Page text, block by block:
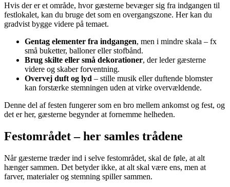
Hvis der er et område, hvor gæsterne bevæger sig fra indgangen til
festlokalet, kan du bruge det som en overgangszone. Her kan du
gradvist bygge videre på temaet.
Gentag elementer fra indgangen, men i mindre skala – fx
små buketter, balloner eller stofbånd.
Brug skilte eller små dekorationer, der leder gæsterne
videre og skaber forventning.
Overvej duft og lyd – stille musik eller duftende blomster
kan forstærke stemningen uden at virke overvældende.
Denne del af festen fungerer som en bro mellem ankomst og fest, og
det er her, gæsterne begynder at fornemme helheden.
Festområdet – her samles trådene
Når gæsterne træder ind i selve festområdet, skal de føle, at alt
hænger sammen. Det betyder ikke, at alt skal være ens, men at
farver, materialer og stemning spiller sammen.